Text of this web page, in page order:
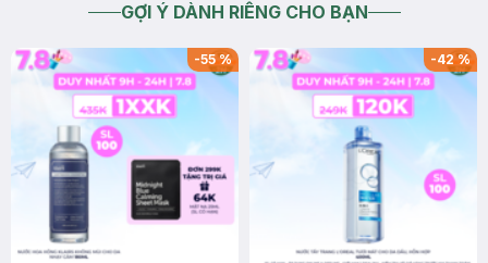
GỢI Ý DÀNH RIÊNG CHO BẠN
-55% -42%